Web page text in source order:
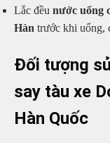
Lắc đều nước uống
Hàn trước khi uống,
Đối tượng
say tàu xe
Hàn Quốc